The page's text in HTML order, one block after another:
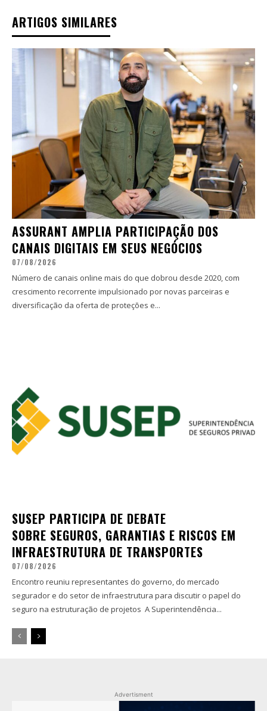
ARTIGOS SIMILARES
ASSURANT AMPLIA PARTICIPAÇÃO DOS
CANAIS DIGITAIS EM SEUS NEGÓCIOS
07/08/2026
Número de canais online mais do que dobrou desde 2020, com
crescimento recorrente impulsionado por novas parceiras e
diversificação da oferta de proteções e...
SUSEP PARTICIPA DE DEBATE
SOBRE SEGUROS, GARANTIAS E RISCOS EM
INFRAESTRUTURA DE TRANSPORTES
07/08/2026
Encontro reuniu representantes do governo, do mercado
segurador e do setor de infraestrutura para discutir o papel do
seguro na estruturação de projetos A Superintendência...
Advertisment